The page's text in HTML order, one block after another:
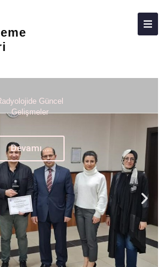
Güncel
Gelişmeler
Devamı...